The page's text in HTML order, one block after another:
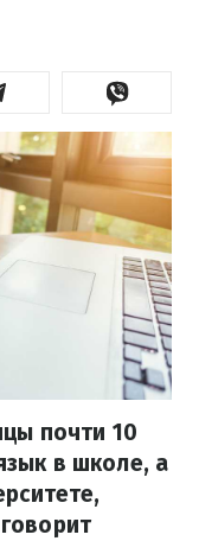
почти 10
в школе, а